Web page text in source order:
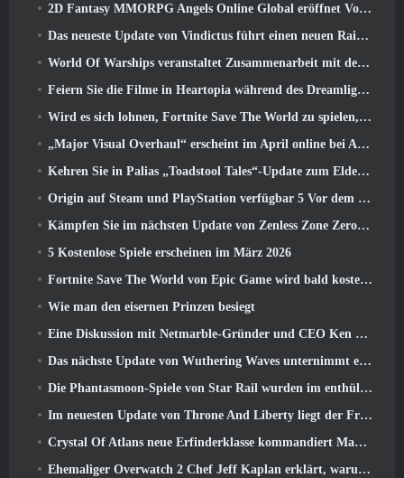
2D Fantasy MMORPG Angels Online Global eröffnet Vorregistrierung
Das neueste Update von Vindictus führt einen neuen Raid ein, bei dem Spieler gegen den Wächter von Caliburn antreten
World Of Warships veranstaltet Zusammenarbeit mit der schwedischen Heavy-Metal-Band Sabaton
Feiern Sie die Filme in Heartopia während des Dreamlight Cinematics Festivals
Wird es sich lohnen, Fortnite Save The World zu spielen, sobald es kostenlos ist??
„Major Visual Overhaul“ erscheint im April online bei Albion
Kehren Sie in Palias „Toadstool Tales“-Update zum Elderwood zurück
Origin auf Steam und PlayStation verfügbar 5 Vor dem März 23 Start
Kämpfen Sie im nächsten Update von Zenless Zone Zero um Ruhm im Hollow-Champion-Wettbewerb von New Eridu
5 Kostenlose Spiele erscheinen im März 2026
Fortnite Save The World von Epic Game wird bald kostenlos spielbar sein
Wie man den eisernen Prinzen besiegt
Eine Diskussion mit Netmarble-Gründer und CEO Ken Kim über MONGIL: Sternentauchen
Das nächste Update von Wuthering Waves unternimmt eine Reise zur „dunklen Seite“
Die Phantasmoon-Spiele von Star Rail wurden im enthüllt 4.1 Sonderprogramm
Im neuesten Update von Throne And Liberty liegt der Frühling in der Luft
Crystal Of Atlans neue Erfinderklasse kommandiert Magitech-Mechs im Kampf
Ehemaliger Overwatch 2 Chef Jeff Kaplan erklärt, warum er Blizzard zugelassen hat